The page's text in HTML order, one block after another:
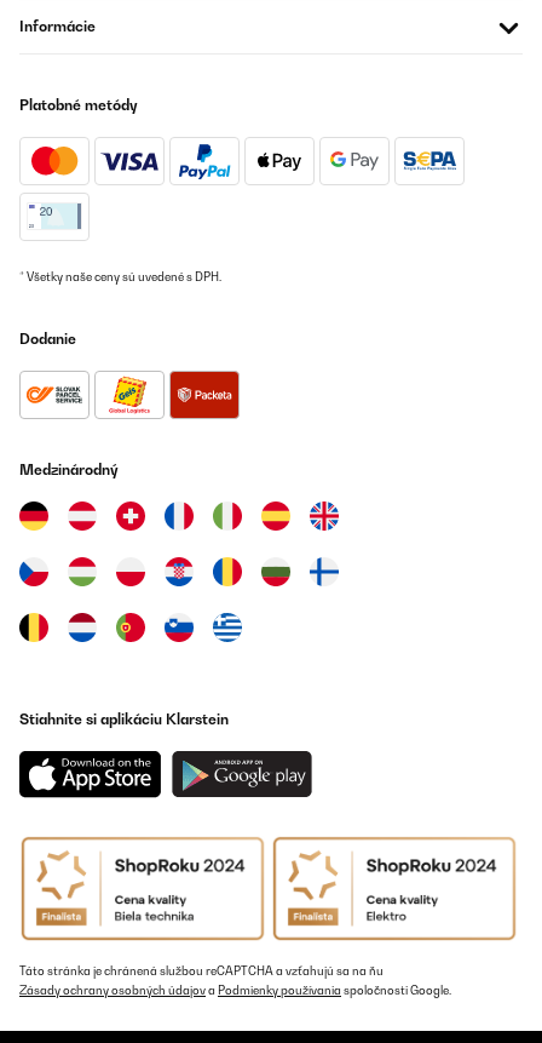
Informácie
Platobné metódy
* Všetky naše ceny sú uvedené s DPH.
Dodanie
Medzinárodný
Stiahnite si aplikáciu Klarstein
Táto stránka je chránená službou reCAPTCHA a vzťahujú sa na ňu
Zásady ochrany osobných údajova Podmienky používania spoločnosti Google.